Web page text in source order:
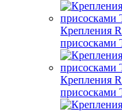
Крепления
Крепления